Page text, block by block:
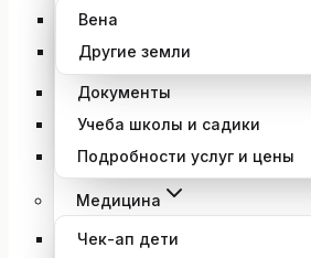
Вена
Другие земли
Документы
Учеба школы и садики
Подробности услуг и цены
Медицина
Чек-ап дети